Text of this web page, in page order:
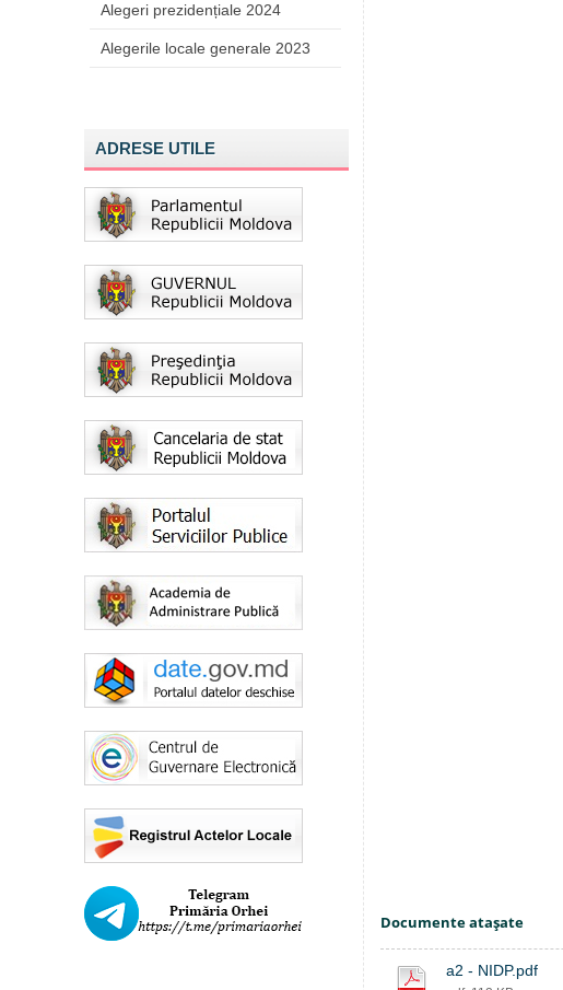
Alegeri prezidențiale 2024
Alegerile locale generale 2023
ADRESE UTILE
Documente ataşate
a2 - NIDP.pdf